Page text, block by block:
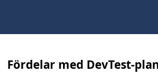
Fördelar med DevTest-